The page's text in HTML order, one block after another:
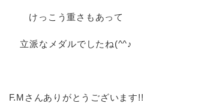
けっこう重さもあって
立派なメダルでしたね(^^♪
F.Mさんありがとうございます!!